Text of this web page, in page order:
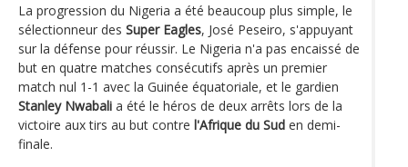
La progression du Nigeria a été beaucoup plus simple, le
sélectionneur des Super Eagles, José Peseiro, s'appuyant
sur la défense pour réussir. Le Nigeria n'a pas encaissé de
but en quatre matches consécutifs après un premier
match nul 1-1 avec la Guinée équatoriale, et le gardien
Stanley Nwabali a été le héros de deux arrêts lors de la
victoire aux tirs au but contre l'Afrique du Sud en demi-
finale.